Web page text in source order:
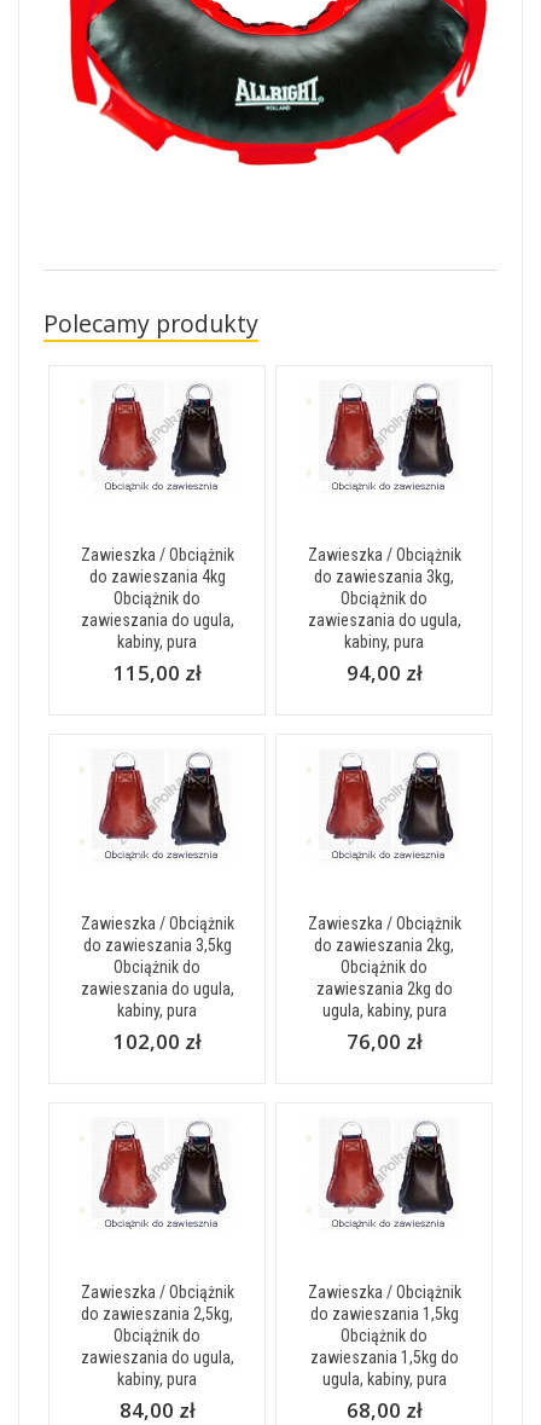
Polecamy produkty
Zawieszka / Obciążnik
do zawieszania 4kg
Obciążnik do
zawieszania do ugula,
kabiny, pura
115,00 zł
Zawieszka / Obciążnik
do zawieszania 3kg,
Obciążnik do
zawieszania do ugula,
kabiny, pura
94,00 zł
Zawieszka / Obciążnik
do zawieszania 3,5kg
Obciążnik do
zawieszania do ugula,
kabiny, pura
102,00 zł
Zawieszka / Obciążnik
do zawieszania 2kg,
Obciążnik do
zawieszania 2kg do
ugula, kabiny, pura
76,00 zł
Zawieszka / Obciążnik
do zawieszania 2,5kg,
Obciążnik do
zawieszania do ugula,
kabiny, pura
84,00 zł
Zawieszka / Obciążnik
do zawieszania 1,5kg
Obciążnik do
zawieszania 1,5kg do
ugula, kabiny, pura
68,00 zł